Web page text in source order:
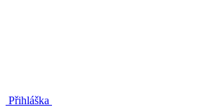
Přihláška